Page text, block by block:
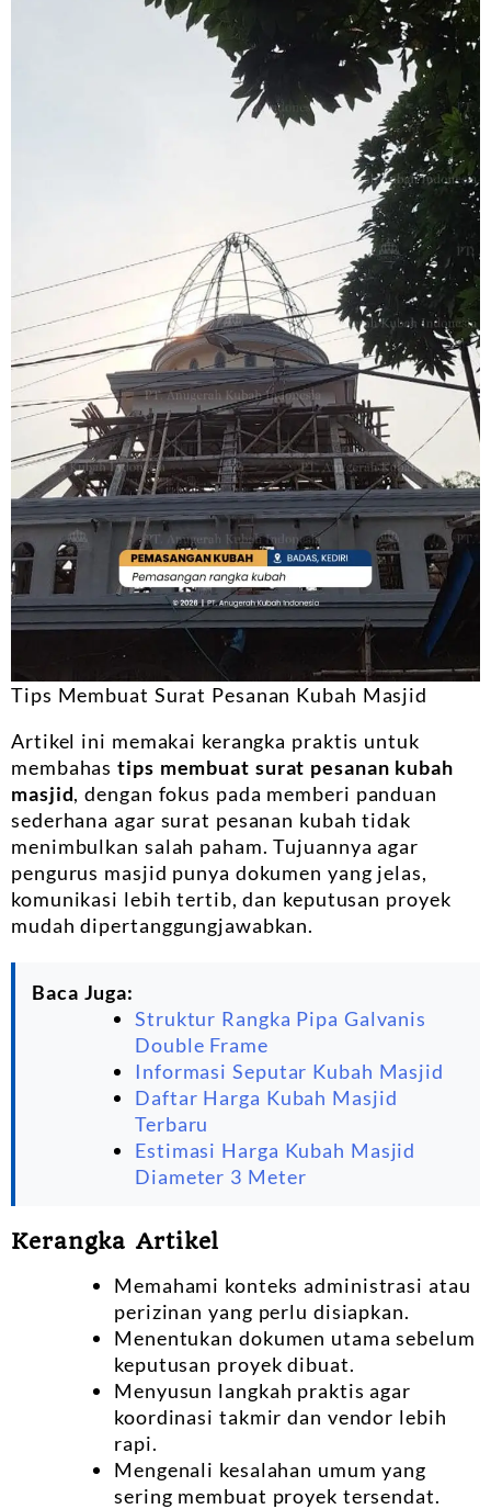
Tips Membuat Surat Pesanan Kubah Masjid
Artikel ini memakai kerangka praktis untuk
membahastips membuat surat pesanan kubah
masjid, dengan fokus pada memberi panduan
sederhana agar surat pesanan kubah tidak
menimbulkan salah paham. Tujuannya agar
pengurus masjid punya dokumen yang jelas,
komunikasi lebih tertib, dan keputusan proyek
mudah dipertanggungjawabkan.
Baca Juga:
Struktur Rangka Pipa Galvanis
Double Frame
Informasi Seputar Kubah Masjid
Daftar Harga Kubah Masjid
Terbaru
Estimasi Harga Kubah Masjid
Diameter 3 Meter
Kerangka Artikel
Memahami konteks administrasi atau
perizinan yang perlu disiapkan.
Menentukan dokumen utama sebelum
keputusan proyek dibuat.
Menyusun langkah praktis agar
koordinasi takmir dan vendor lebih
rapi.
Mengenali kesalahan umum yang
sering membuat proyek tersendat.